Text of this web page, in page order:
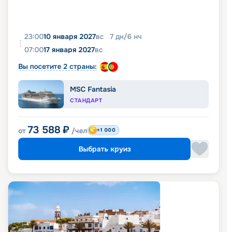
23:0010 января 2027вс 7 дн/6 нч
07:0017 января 2027вс
Вы посетите 2 страны:
MSC Fantasia
СТАНДАРТ
от 73 588 ₽ /чел +1 000
Выбрать круиз